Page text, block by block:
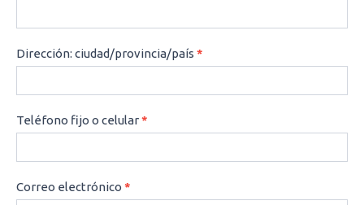
Dirección: ciudad/provincia/país *
Teléfono fijo o celular*
Correo electrónico *